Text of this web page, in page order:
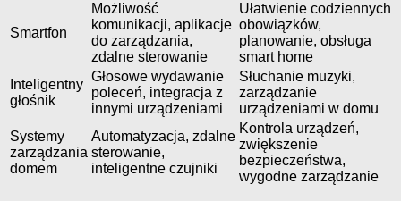
Smartfon
Możliwość
komunikacji, aplikacje
do zarządzania,
zdalne sterowanie
Ułatwienie codziennych
obowiązków,
planowanie, obsługa
smart home
Inteligentny
głośnik
Głosowe wydawanie
poleceń, integracja z
innymi urządzeniami
Słuchanie muzyki,
zarządzanie
urządzeniami w domu
Systemy
zarządzania
domem
Automatyzacja, zdalne
sterowanie,
inteligentne czujniki
Kontrola urządzeń,
zwiększenie
bezpieczeństwa,
wygodne zarządzanie